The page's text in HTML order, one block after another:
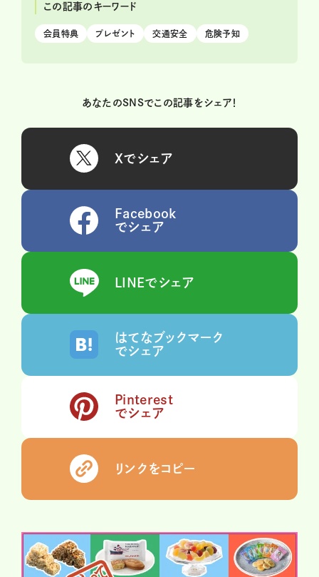
この記事のキーワード
会員特典 プレゼント 交通安全 危険予知
あなたのSNSでこの記事をシェア！
Xでシェア
Facebook
でシェア
LINEでシェア
はてなブックマーク
でシェア
Pinterest
でシェア
リンクをコピー